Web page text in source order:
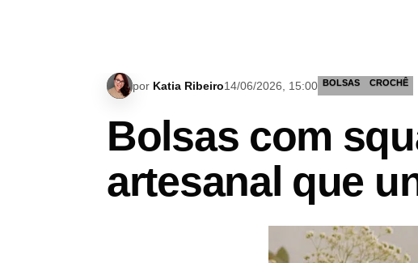
por Katia Ribeiro14/06/2026, 15:00 BOLSAS CROCHÊ
Bolsas com
artesanal que